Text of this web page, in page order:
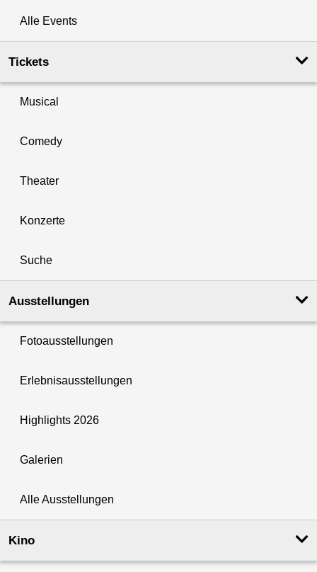
Alle Events
Tickets
Musical
Comedy
Theater
Konzerte
Suche
Ausstellungen
Fotoausstellungen
Erlebnisausstellungen
Highlights 2026
Galerien
Alle Ausstellungen
Kino